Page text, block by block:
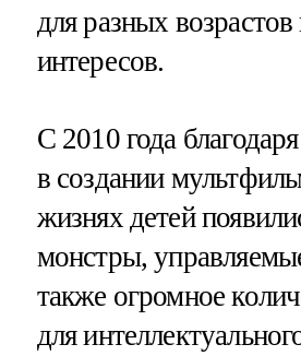
для разных
интересов.
С 2010 года
в создании
жизнях детей
монстры,
также огромное
для